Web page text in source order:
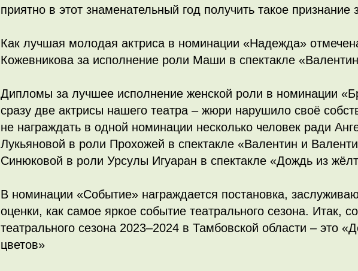
приятно в этот знаменательный год получить такое признание
Как лучшая молодая актриса в номинации «Надежда»
Кожевникова за исполнение роли Маши в спектакле
Дипломы за лучшее исполнение женской роли в номинации
сразу две актрисы нашего театра – жюри нарушило своё
не награждать в одной номинации несколько человек ради
Лукьяновой в роли Прохожей в спектакле «Валентин и
Синюковой в роли Урсулы Игуаран в спектакле «Дождь из
В номинации «Событие» награждается постановка,
оценки, как самое яркое событие театрального сезона. Итак,
театрального сезона 2023–2024 в Тамбовской области – это
цветов»